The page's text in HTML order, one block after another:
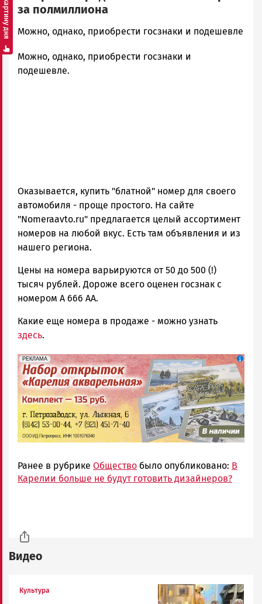
за полмиллиона
admintimur
Петрозаводска
и
Можно, однако, приобрести госзнаки и подешевле
Можно, однако, приобрести госзнаки и
подешевле.
Оказывается, купить "блатной" номер для своего
автомобиля - проще простого. На сайте
"Nomeraavto.ru" предлагается целый ассортимент
номеров на любой вкус. Есть там объявления и из
нашего региона.
Цены на номера варьируются от 50 до 500 (!)
тысяч рублей. Дороже всего оценен госзнак с
номером А 666 АА.
Какие еще номера в продаже - можно узнать
здесь.
erid: 2SDnje3pUtQ
РЕКЛАМА
Реклама
Ранее в рубрике Общество было опубликовано: В
Карелии больше не будут готовить дизайнеров?
Видео
Культура Image